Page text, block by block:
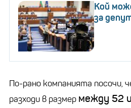
Кой
за
По-рано компанията посочи,
разходи в размер между 52